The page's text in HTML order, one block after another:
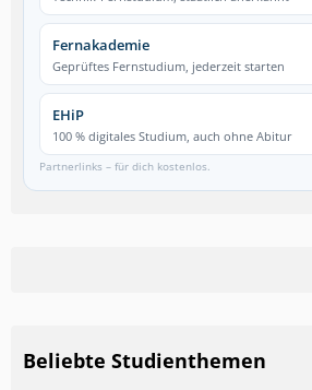
Fernakademie
Geprüftes Fernstudium, jederzeit starten
EHiP
100 % digitales Studium, auch ohne Abitur
Partnerlinks – für dich kostenlos.
Beliebte Studienthemen